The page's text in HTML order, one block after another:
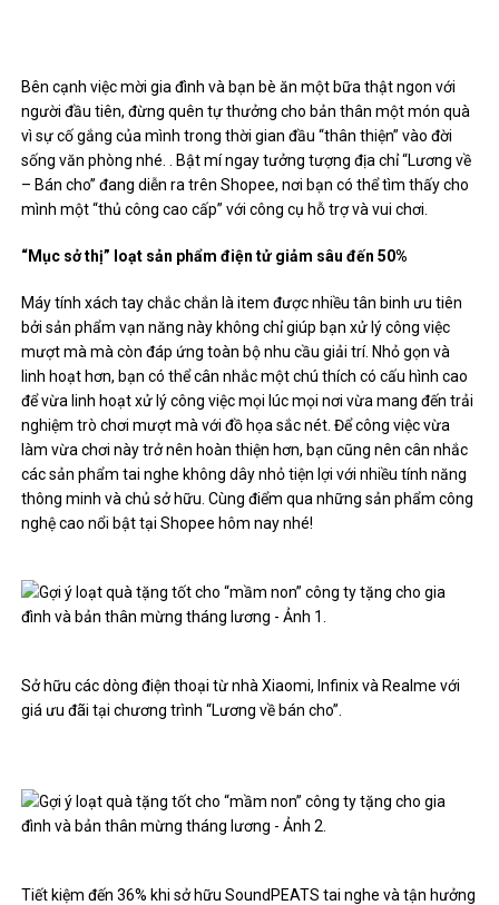
Bên cạnh việc mời gia đình và bạn bè ăn một bữa thật ngon với
người đầu tiên, đừng quên tự thưởng cho bản thân một món quà
vì sự cố gắng của mình trong thời gian đầu “thân thiện” vào đời
sống văn phòng nhé. . Bật mí ngay tưởng tượng địa chỉ“Lương về
– Bán cho” đang diễn ra trên Shopee, nơi bạn có thể tìm thấy cho
mình một “thủ công cao cấp” với công cụ hỗ trợ và vui chơi.
“Mục sở thị” loạt sản phẩm điện tử giảm sâu đến 50%
Máy tính xách tay chắc chắn là item được nhiều tân binh ưu tiên
bởi sản phẩm vạn năng này không chỉ giúp bạn xử lý công việc
mượt mà mà còn đáp ứng toàn bộ nhu cầu giải trí. Nhỏ gọn và
linh hoạt hơn, bạn có thể cân nhắc một chú thích có cấu hình cao
để vừa linh hoạt xử lý công việc mọi lúc mọi nơi vừa mang đến trải
nghiệm trò chơi mượt mà với đồ họa sắc nét. Để công việc vừa
làm vừa chơi này trở nên hoàn thiện hơn, bạn cũng nên cân nhắc
các sản phẩm tai nghe không dây nhỏ tiện lợi với nhiều tính năng
thông minh và chủ sở hữu. Cùng điểm qua những sản phẩm công
nghệ cao nổi bật tại Shopee hôm nay nhé!
Sở hữu các dòng điện thoại từ nhà Xiaomi, Infinix và Realme với
giá ưu đãi tại chương trình “Lương về bán cho”.
Tiết kiệm đến 36% khi sở hữu SoundPEATS tai nghe và tận hưởng